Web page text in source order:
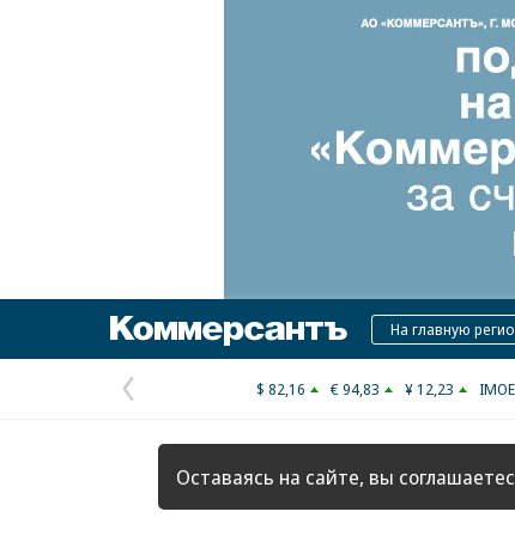
КоммерсантъНа главную
Предыдущая
страница
$ 82,16 € 94,83 ¥ 12,23
Оставаясь на сайте, вы